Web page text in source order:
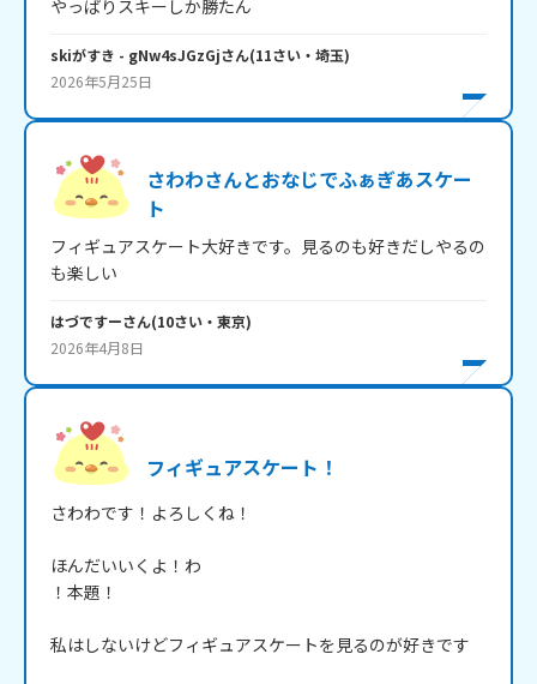
やっぱりスキーしか勝たん
skiがすき - gNw4sJGzGjさん(11さい・ 埼玉)
2026年5月25日
さわわさんとおなじでふぁぎあスケー
ト
フィギュアスケート大好きです。見るのも好きだしやるの
も楽しい
はづですーさん(10さい・ 東京)
2026年4月8日
フィギュアスケート！
さわわです！よろしくね！
ほんだいいくよ！わ
！本題！
私はしないけどフィギュアスケートを見るのが好きです